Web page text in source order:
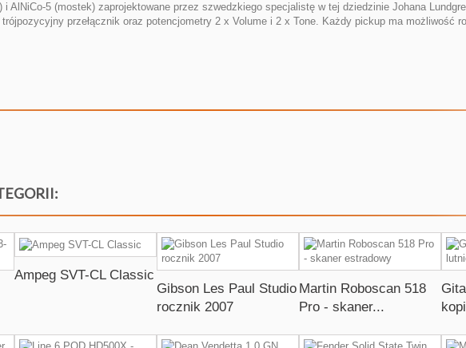
i AlNiCo-5 (mostek) zaprojektowane przez szwedzkiego specjalistę w tej dziedzinie Johana
przełącznik oraz potencjometry 2 x Volume i 2 x Tone. Każdy pickup ma możliwość
Ampeg SVT-CL Classic
Gibson Les Paul Studio
rocznik 2007
Martin Roboscan 518
Pro - skaner...